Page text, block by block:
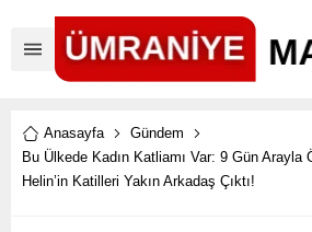
Anasayfa
Gündem
Bu Ülkede Kadın Katliamı Var: 9 Gün Arayla
Helin’in Katilleri Yakın Arkadaş Çıktı!